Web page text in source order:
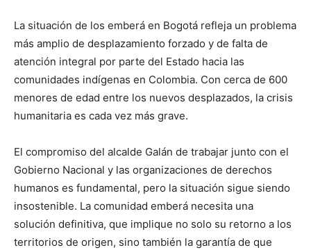
La situación de los emberá en Bogotá refleja un problema
más amplio de desplazamiento forzado y de falta de
atención integral por parte del Estado hacia las
comunidades indígenas en Colombia. Con cerca de 600
menores de edad entre los nuevos desplazados, la crisis
humanitaria es cada vez más grave.
El compromiso del alcalde Galán de trabajar junto con el
Gobierno Nacional y las organizaciones de derechos
humanos es fundamental, pero la situación sigue siendo
insostenible. La comunidad emberá necesita una
solución definitiva, que implique no solo su retorno a los
territorios de origen, sino también la garantía de que